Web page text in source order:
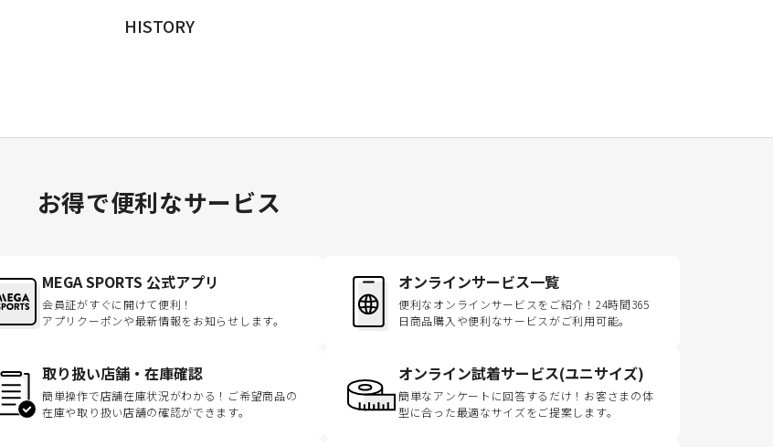
HISTORY
お得で便利なサービス
MEGA SPORTS 公式アプリ
会員証がすぐに開けて便利！
アプリクーポンや最新情報をお知らせします。
オンラインサービス一覧
便利なオンラインサービスをご紹介！24時間365
日商品購入や便利なサービスがご利用可能。
取り扱い店舗・在庫確認
簡単操作で店舗在庫状況がわかる！ご希望商品の
在庫や取り扱い店舗の確認ができます。
オンライン試着サービス(ユニサイズ)
簡単なアンケートに回答するだけ！お客さまの体
型に合った最適なサイズをご提案します。